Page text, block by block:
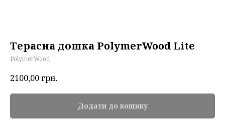
Терасна дошка PolymerWood Lite
PolymerWood
2100,00грн.
Додати до кошику